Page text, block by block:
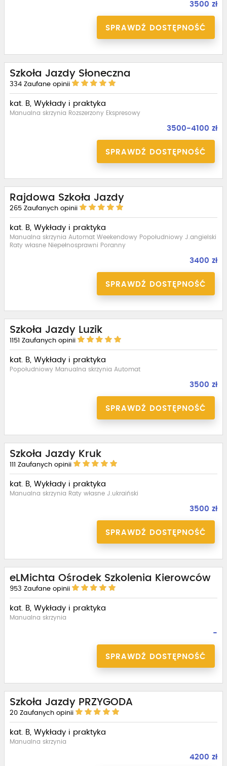
3500 zł
SPRAWDŹ DOSTĘPNOŚĆ
Szkoła Jazdy Słoneczna
334 Zaufane opinii
kat. B, Wykłady i praktyka
Manualna skrzynia Rozszerzony Ekspresowy
3500-4100 zł
SPRAWDŹ DOSTĘPNOŚĆ
Rajdowa Szkoła Jazdy
265 Zaufanych opinii
kat. B, Wykłady i praktyka
Manualna skrzynia Automat Weekendowy Popołudniowy J.angielski
Raty własne Niepełnosprawni Poranny
3400 zł
SPRAWDŹ DOSTĘPNOŚĆ
Szkoła Jazdy Luzik
1151 Zaufanych opinii
kat. B, Wykłady i praktyka
Popołudniowy Manualna skrzynia Automat
3500 zł
SPRAWDŹ DOSTĘPNOŚĆ
Szkoła Jazdy Kruk
111 Zaufanych opinii
kat. B, Wykłady i praktyka
Manualna skrzynia Raty własne J.ukraiński
3500 zł
SPRAWDŹ DOSTĘPNOŚĆ
eLMichta Ośrodek Szkolenia Kierowców
953 Zaufane opinii
kat. B, Wykłady i praktyka
Manualna skrzynia
-
SPRAWDŹ DOSTĘPNOŚĆ
Szkoła Jazdy PRZYGODA
20 Zaufanych opinii
kat. B, Wykłady i praktyka
Manualna skrzynia
4200 zł